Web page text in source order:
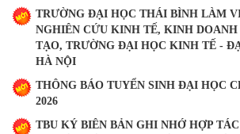
TRƯỜNG ĐẠI HỌC THÁI BÌNH LÀM
NGHIÊN CỨU KINH TẾ, KINH
TẠO, TRƯỜNG ĐẠI HỌC KINH TẾ -
HÀ NỘI
THÔNG BÁO TUYỂN SINH ĐẠI HỌC
2026
TBU KÝ BIÊN BẢN GHI NHỚ HỢP